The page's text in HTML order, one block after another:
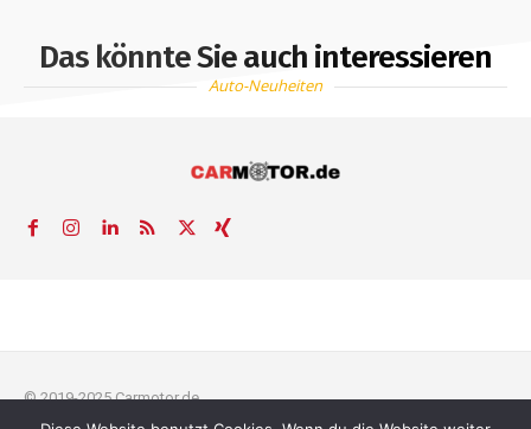
Das könnte Sie auch interessieren
Auto-Neuheiten
© 2019-2025 Carmotor.de